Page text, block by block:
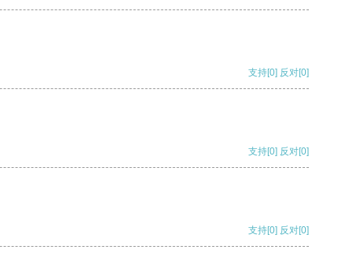
支持[0] 反对[0]
支持[0] 反对[0]
支持[0] 反对[0]